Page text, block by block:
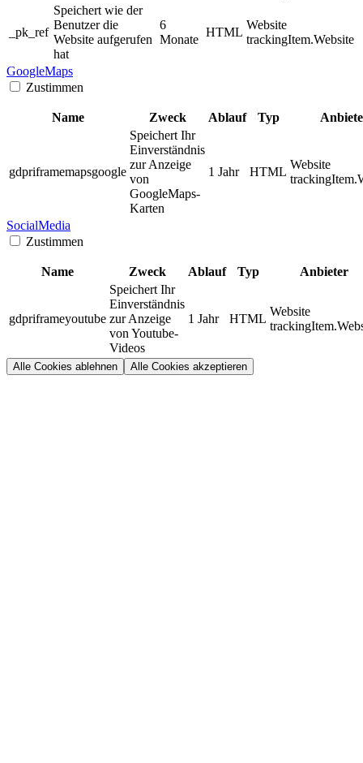
_pk_ref
Speichert wie der
Benutzer die
Website aufgerufen
hat
6
Monate
HTML
Website
trackingItem.Website
GoogleMaps
Zustimmen
Name Zweck Ablauf Typ
gdpriframemapsgoogle
Speichert Ihr
Einverständnis
zur Anzeige
von
GoogleMaps-
Karten
1 Jahr HTML
Website
SocialMedia
Zustimmen
Name Zweck Ablauf Typ Anbieter
gdpriframeyoutube
Speichert Ihr
Einverständnis
zur Anzeige
von Youtube-
Videos
1 Jahr HTML
Website
Alle Cookies ablehnen Alle Cookies akzeptieren